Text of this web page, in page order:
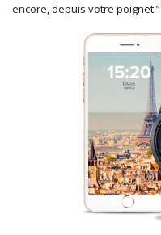
encore, depuis votre poignet.”